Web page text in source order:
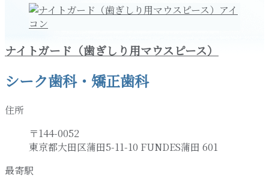
ナイトガード（歯ぎしり用マウスピース）
シーク歯科・矯正歯科
住所
〒144-0052
東京都大田区蒲田5-11-10 FUNDES蒲田 601
最寄駅